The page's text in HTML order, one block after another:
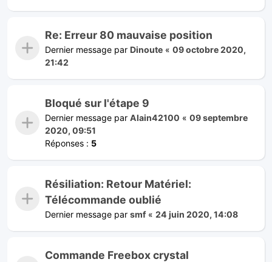
Re: Erreur 80 mauvaise position
Dernier message par Dinoute « 09 octobre 2020,
21:42
Bloqué sur l'étape 9
Dernier message par Alain42100 « 09 septembre
2020, 09:51
Réponses : 5
Résiliation: Retour Matériel:
Télécommande oublié
Dernier message par smf« 24 juin 2020, 14:08
Commande Freebox crystal